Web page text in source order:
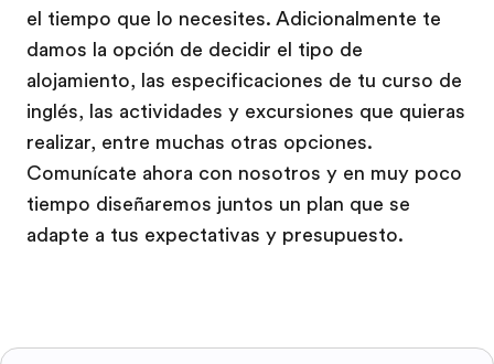
el tiempo que lo necesites. Adicionalmente te
damos la opción de decidir el tipo de
alojamiento, las especificaciones de tu curso de
inglés, las actividades y excursiones que quieras
realizar, entre muchas otras opciones.
Comunícate ahora con nosotros y en muy poco
tiempo diseñaremos juntos un plan que se
adapte a tus expectativas y presupuesto.